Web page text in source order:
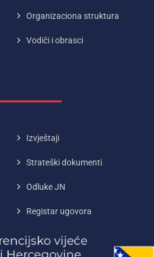
Organizaciona struktura
Vodiči i obrasci
Izvještaji
Strateški dokumenti
Odluke JN
Registar ugovora